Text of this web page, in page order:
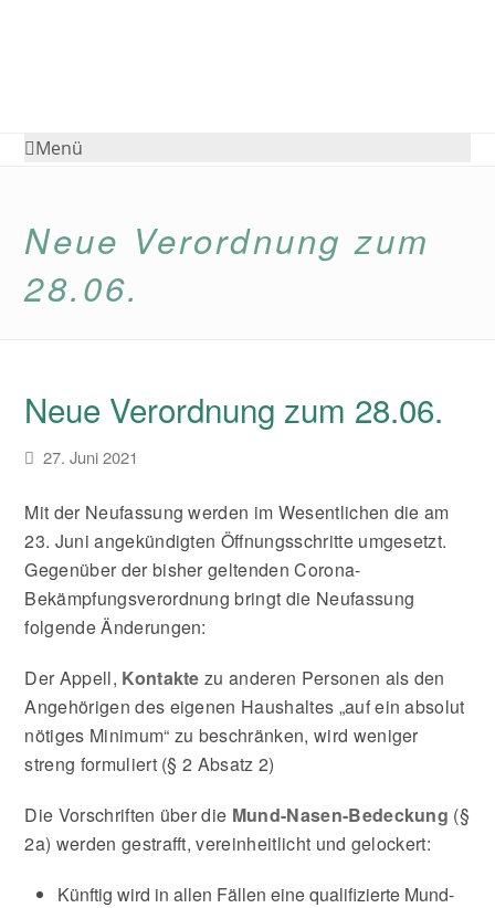
Menü
Neue Verordnung zum
28.06.
Neue Verordnung zum 28.06.
27. Juni 2021
Mit der Neufassung werden im Wesentlichen die am
23. Juni angekündigten Öffnungsschritte umgesetzt.
Gegenüber der bisher geltenden Corona-
Bekämpfungsverordnung bringt die Neufassung
folgende Änderungen:
Der Appell, Kontaktezu anderen Personen als den
Angehörigen des eigenen Haushaltes „auf ein absolut
nötiges Minimum“ zu beschränken, wird weniger
streng formuliert (§ 2 Absatz 2)
Die Vorschriften über die Mund-Nasen-Bedeckung (§
2a) werden gestrafft, vereinheitlicht und gelockert:
Künftig wird in allen Fällen eine qualifizierte Mund-